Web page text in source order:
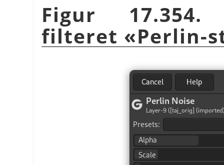
Figur
filteret «Perlin-